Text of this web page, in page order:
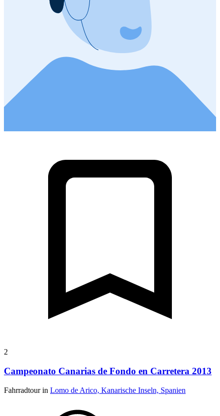
2
Campeonato Canarias de Fondo en Carretera 2013
Fahrradtour in Lomo de Arico, Kanarische Inseln, Spanien